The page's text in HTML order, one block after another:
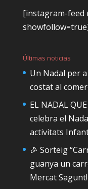
[instagram-feed
Últimas noticias
Un Nadal per
costat al
EL NADAL
celebra el
activitats
🎉 Sorteig
guanya un
Mercat